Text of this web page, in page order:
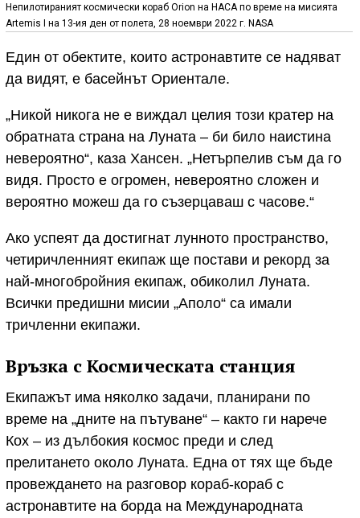
Непилотираният космически кораб Orion на НАСА по време на мисията
Artemis I на 13-ия ден от полета, 28 ноември 2022 г. NASA
Един от обектите, които астронавтите се надяват
да видят, е басейнът Ориентале.
„Никой никога не е виждал целия този кратер на
обратната страна на Луната – би било наистина
невероятно“, каза Хансен. „Нетърпелив съм да го
видя. Просто е огромен, невероятно сложен и
вероятно можеш да го съзерцаваш с часове.“
Ако успеят да достигнат лунното пространство,
четиричленният екипаж ще постави и рекорд за
най-многобройния екипаж, обиколил Луната.
Всички предишни мисии „Аполо“ са имали
тричленни екипажи.
Връзка с Космическата станция
Екипажът има няколко задачи, планирани по
време на „дните на пътуване“ – както ги нарече
Кох – из дълбокия космос преди и след
прелитането около Луната. Една от тях ще бъде
провеждането на разговор кораб-кораб с
астронавтите на борда на Международната